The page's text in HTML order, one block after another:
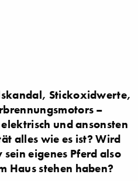
Stickoxidwerte,
–
und ansonsten
alles wie es ist? Wird
eigenes Pferd also
Haus stehen haben?